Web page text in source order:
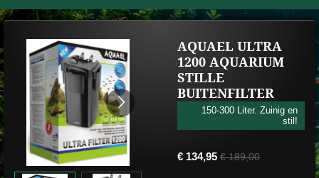
AQUAEL ULTRA
1200 AQUARIUM
STILLE
BUITENFILTER
150-300 Liter. Zuinig en
stil!
€ 134,95 € 189,00